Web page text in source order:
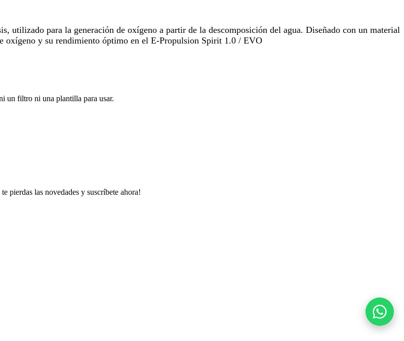
utilizado para la generación de oxígeno a partir de la descomposición del agua. Diseñado con un material
oxígeno y su rendimiento óptimo en el E-Propulsion Spirit 1.0 / EVO
un filtro ni una plantilla para usar.
te pierdas las novedades y suscríbete ahora!